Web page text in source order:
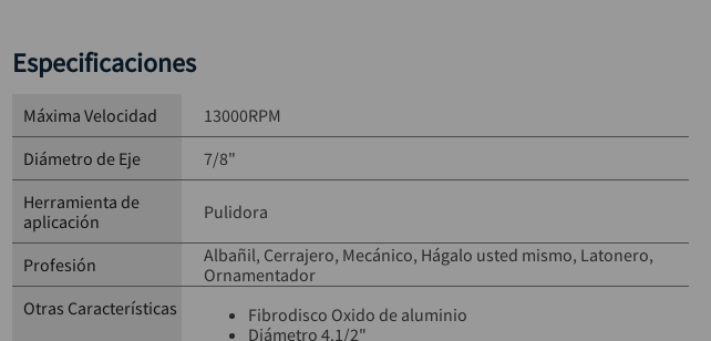
Especificaciones
Máxima Velocidad
13000RPM
Diámetro de Eje
7/8"
Herramienta de
aplicación
Pulidora
Profesión Albañil Cerrajero Mecánico Hágalo usted mismo Latonero
Ornamentador
Otras Características
Fibrodisco Oxido de aluminio
Diámetro 4.1/2"